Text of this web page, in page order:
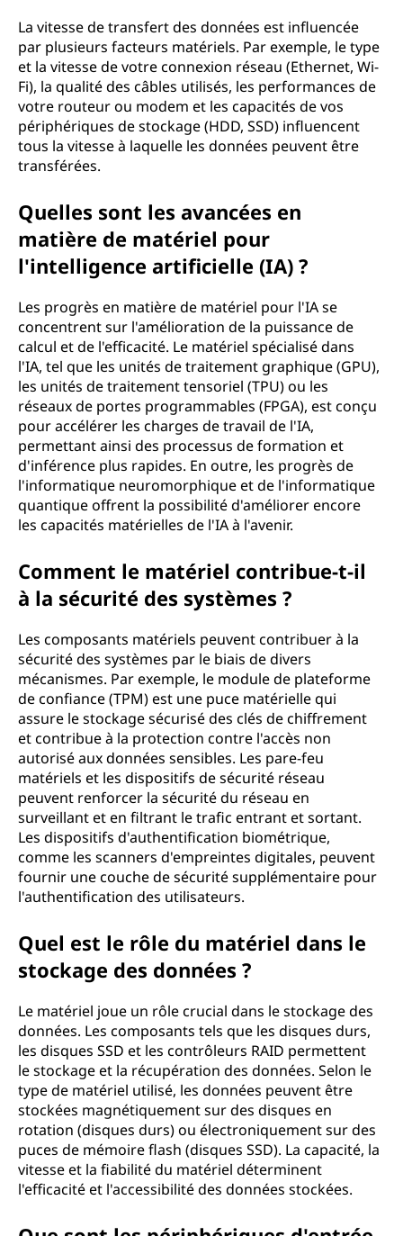
La vitesse de transfert des données est influencée
par plusieurs facteurs matériels. Par exemple, le type
et la vitesse de votre connexion réseau (Ethernet, Wi-
Fi), la qualité des câbles utilisés, les performances de
votre routeur ou modem et les capacités de vos
périphériques de stockage (HDD, SSD) influencent
tous la vitesse à laquelle les données peuvent être
transférées.
Quelles sont les avancées en
matière de matériel pour
l'intelligence artificielle (IA) ?
Les progrès en matière de matériel pour l'IA se
concentrent sur l'amélioration de la puissance de
calcul et de l'efficacité. Le matériel spécialisé dans
l'IA, tel que les unités de traitement graphique (GPU),
les unités de traitement tensoriel (TPU) ou les
réseaux de portes programmables (FPGA), est conçu
pour accélérer les charges de travail de l'IA,
permettant ainsi des processus de formation et
d'inférence plus rapides. En outre, les progrès de
l'informatique neuromorphique et de l'informatique
quantique offrent la possibilité d'améliorer encore
les capacités matérielles de l'IA à l'avenir.
Comment le matériel contribue-t-il
à la sécurité des systèmes ?
Les composants matériels peuvent contribuer à la
sécurité des systèmes par le biais de divers
mécanismes. Par exemple, le module de plateforme
de confiance (TPM) est une puce matérielle qui
assure le stockage sécurisé des clés de chiffrement
et contribue à la protection contre l'accès non
autorisé aux données sensibles. Les pare-feu
matériels et les dispositifs de sécurité réseau
peuvent renforcer la sécurité du réseau en
surveillant et en filtrant le trafic entrant et sortant.
Les dispositifs d'authentification biométrique,
comme les scanners d'empreintes digitales, peuvent
fournir une couche de sécurité supplémentaire pour
l'authentification des utilisateurs.
Quel est le rôle du matériel dans le
stockage des données ?
Le matériel joue un rôle crucial dans le stockage des
données. Les composants tels que les disques durs,
les disques SSD et les contrôleurs RAID permettent
le stockage et la récupération des données. Selon le
type de matériel utilisé, les données peuvent être
stockées magnétiquement sur des disques en
rotation (disques durs) ou électroniquement sur des
puces de mémoire flash (disques SSD). La capacité, la
vitesse et la fiabilité du matériel déterminent
l'efficacité et l'accessibilité des données stockées.